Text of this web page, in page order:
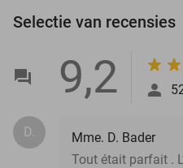
Selectie van recensies
9,2
D.
Mme. D. Bader
Tout était parfait .